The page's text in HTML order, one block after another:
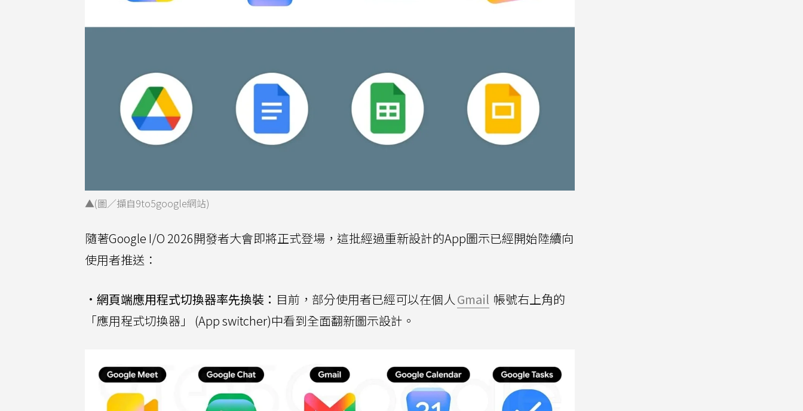
▲(圖／擷自9to5google網站)
隨著Google I/O 2026開發者大會即將正式登場，這批經過重新設計的App圖示已經開始陸續向
使用者推送：
• 網頁端應用程式切換器率先換裝： 目前，部分使用者已經可以在個人Gmail 帳號右上角的
「應用程式切換器」 (App switcher)中看到全面翻新圖示設計。